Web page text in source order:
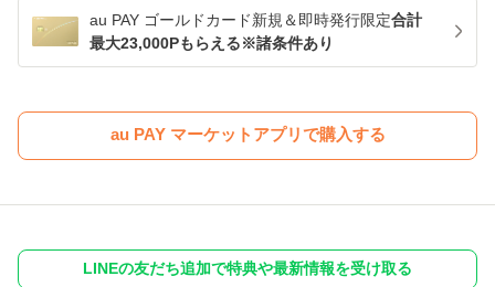
au PAY ゴールドカード新規＆即時発行限定合計
最大23,000Pもらえる※諸条件あり
au PAY マーケットアプリで購入する
LINEの友だち追加で特典や最新情報を受け取る